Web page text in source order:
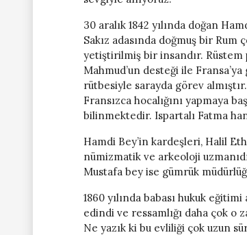
30 aralık 1842 yılında doğan
Sakız adasında doğmuş bir Rum
yetiştirilmiş bir insandır.
Mahmud’un desteği ile
rütbesiyle sarayda görev
Fransızca hocalığını yapmaya
bilinmektedir. Ispartalı Fatma
Hamdi Bey’in kardeşleri, Halil
nümizmatik ve arkeoloji
Mustafa bey ise gümrük
1860 yılında babası hukuk
edindi ve ressamlığı daha çok o
Ne yazık ki bu evliliği çok uzun